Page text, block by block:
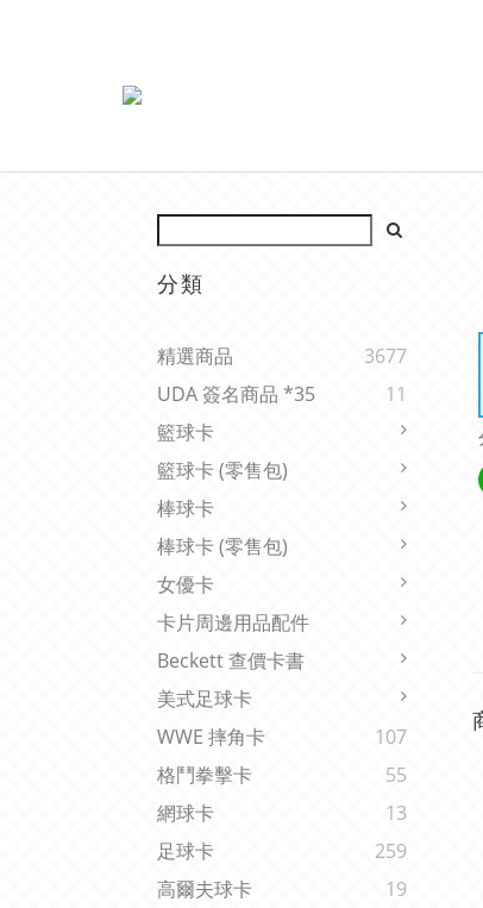
分類
精選商品
3677
UDA 簽名商品 *35
11
籃球卡
籃球卡 (零售包)
棒球卡
棒球卡 (零售包)
女優卡
卡片周邊用品配件
Beckett 查價卡書
美式足球卡
WWE 摔角卡
107
格鬥拳擊卡
55
網球卡
13
足球卡
259
高爾夫球卡
19